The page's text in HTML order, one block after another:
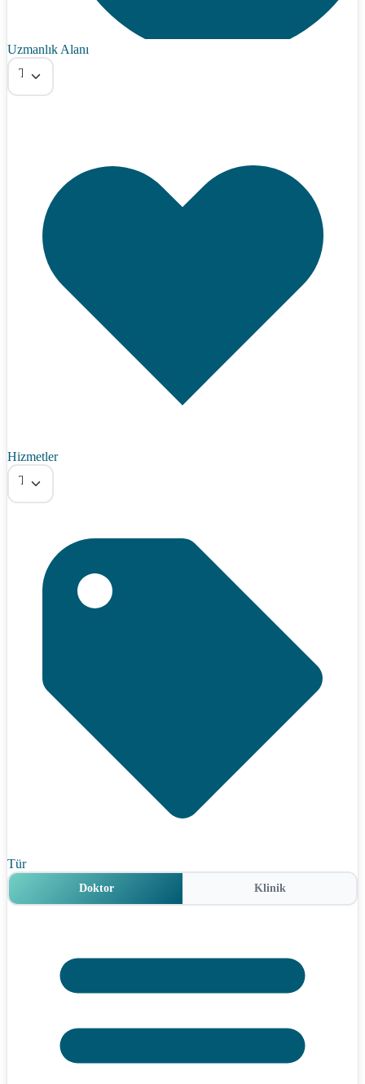
Uzmanlık Alanı
Tümü
Hizmetler
Tümü
Tür
Doktor Klinik